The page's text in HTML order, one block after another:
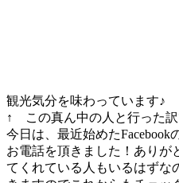
観光気分を味わっています♪
↑ この真ん中の人と行った
今日は、最近始めた
お電話を頂きました！ありが
てくれている人もいるはずな